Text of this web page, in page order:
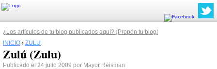
¿Los artículos de tu blog publicados aquí? ¡Propón tu blog!
INICIO › ZULU
Zulú (Zulu)
Publicado el 24 julio 2009 por Mayor Reisman